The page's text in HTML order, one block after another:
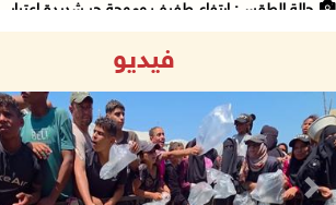
حالة الطقس: ارتفاع طفيف وموجة حر شديدة اعتبار ...
08/آب/2026 12:01 ص
قوات الاحتلال تقتحم بيت فجار جنوب بيت لحم
07/آب/2026 11:49 م
فيديو
Next